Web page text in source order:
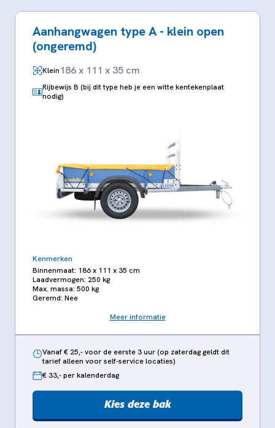
Aanhangwagen type A - klein open
(ongeremd)
Klein186 x 111 x 35 cm
Rijbewijs B (bij dit type heb je een witte kentekenplaat
nodig)
Kenmerken
Binnenmaat: 186 x 111 x 35 cm
Laadvermogen: 250 kg
Max. massa: 500 kg
Geremd: Nee
Meer informatie
Vanaf € 25,- voor de eerste 3 uur (op zaterdag geldt dit
tarief alleen voor self-service locaties)
€ 33,- per kalenderdag
Kies deze bak